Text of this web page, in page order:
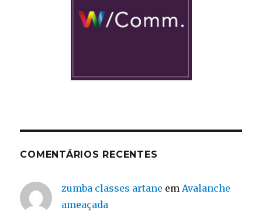
COMENTÁRIOS RECENTES
zumba classes artane em Avalanche
ameaçada